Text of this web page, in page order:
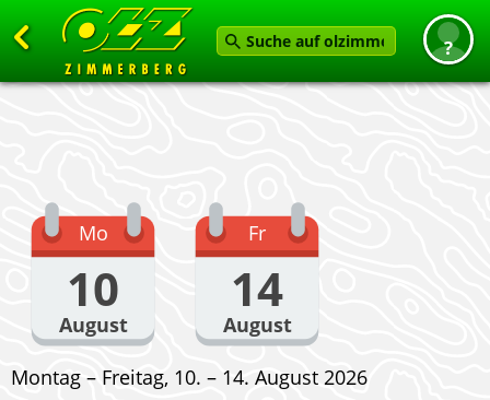
Termine
Angebot
Service
Verein
Mo
10
August
Fr
14
August
Montag – Freitag, 10. – 14. August 2026